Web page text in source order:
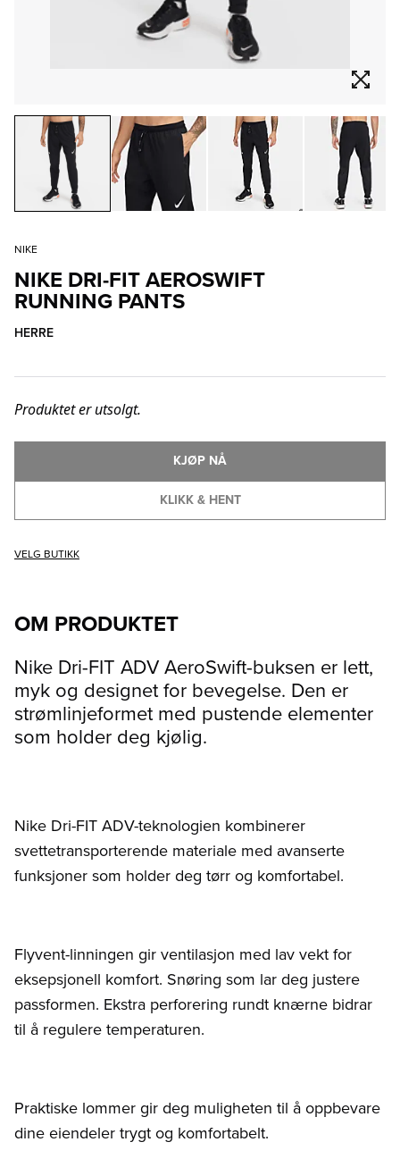
NIKE
NIKE DRI-FIT AEROSWIFT
RUNNING PANTS
HERRE
Produktet er utsolgt.
KLIKK & HENT
KJØP NÅ
VELG BUTIKK
OM PRODUKTET
Nike Dri-FIT ADV AeroSwift-buksen er lett,
myk og designet for bevegelse. Den er
strømlinjeformet med pustende elementer
som holder deg kjølig.
Nike Dri-FIT ADV-teknologien kombinerer
svettetransporterende materiale med avanserte
funksjoner som holder deg tørr og komfortabel.
Flyvent-linningen gir ventilasjon med lav vekt for
eksepsjonell komfort. Snøring som lar deg justere
passformen. Ekstra perforering rundt knærne bidrar
til å regulere temperaturen.
Praktiske lommer gir deg muligheten til å oppbevare
dine eiendeler trygt og komfortabelt.